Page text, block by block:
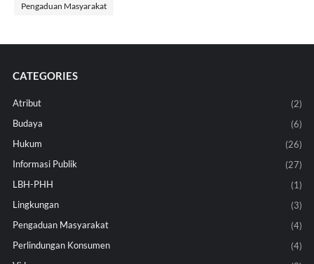
Pengaduan Masyarakat
CATEGORIES
Atribut
(2)
Budaya
(6)
Hukum
(26)
Informasi Publik
(27)
LBH-PHH
(1)
Lingkungan
(3)
Pengaduan Masyarakat
(4)
Perlindungan Konsumen
(4)